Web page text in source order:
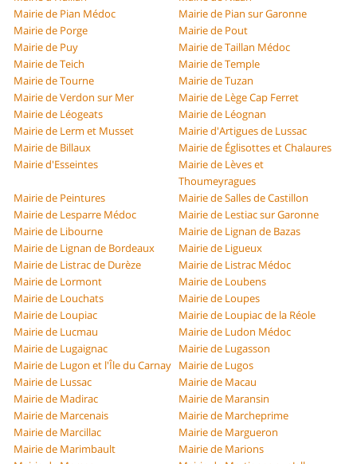
Mairie de Pian Médoc
Mairie de Pian sur Garonne
Mairie de Porge
Mairie de Pout
Mairie de Puy
Mairie de Taillan Médoc
Mairie de Teich
Mairie de Temple
Mairie de Tourne
Mairie de Tuzan
Mairie de Verdon sur Mer
Mairie de Lège Cap Ferret
Mairie de Léogeats
Mairie de Léognan
Mairie de Lerm et Musset
Mairie d'Artigues de Lussac
Mairie de Billaux
Mairie de Églisottes et Chalaures
Mairie d'Esseintes
Mairie de Lèves et
Thoumeyragues
Mairie de Peintures
Mairie de Salles de Castillon
Mairie de Lesparre Médoc
Mairie de Lestiac sur Garonne
Mairie de Libourne
Mairie de Lignan de Bazas
Mairie de Lignan de Bordeaux
Mairie de Ligueux
Mairie de Listrac de Durèze
Mairie de Listrac Médoc
Mairie de Lormont
Mairie de Loubens
Mairie de Louchats
Mairie de Loupes
Mairie de Loupiac
Mairie de Loupiac de la Réole
Mairie de Lucmau
Mairie de Ludon Médoc
Mairie de Lugaignac
Mairie de Lugasson
Mairie de Lugon et l'Île du Carnay Mairie de Lugos
Mairie de Lussac
Mairie de Macau
Mairie de Madirac
Mairie de Maransin
Mairie de Marcenais
Mairie de Marcheprime
Mairie de Marcillac
Mairie de Margueron
Mairie de Marimbault
Mairie de Marions